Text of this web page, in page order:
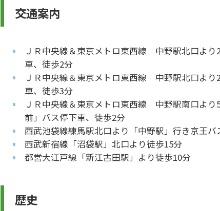
交通案内
ＪＲ中央線＆東京メトロ東西線 中野駅北口よ
車、徒歩2分
ＪＲ中央線＆東京メトロ東西線 中野駅北口よ
車、徒歩3分
ＪＲ中央線＆東京メトロ東西線 中野駅南口よ
前」バス停下車、徒歩2分
西武池袋線練馬駅北口より「中野駅」行き京王
西武新宿線「沼袋駅」北口より徒歩15分
都営大江戸線「新江古田駅」より徒歩10分
歴史